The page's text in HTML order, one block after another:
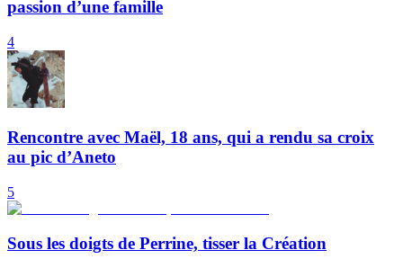
passion d’une famille
4
Rencontre avec Maël, 18 ans, qui a rendu sa croix
au pic d’Aneto
5
Sous les doigts de Perrine, tisser la Création